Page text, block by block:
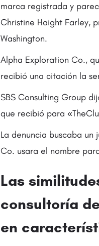
marca registrada y
Christine Haight Farley,
Washington.
Alpha Exploration Co.,
recibió una citación la
SBS Consulting Group
que recibió para
La denuncia buscaba un
Co. usara el nombre
Las
consultoría
en